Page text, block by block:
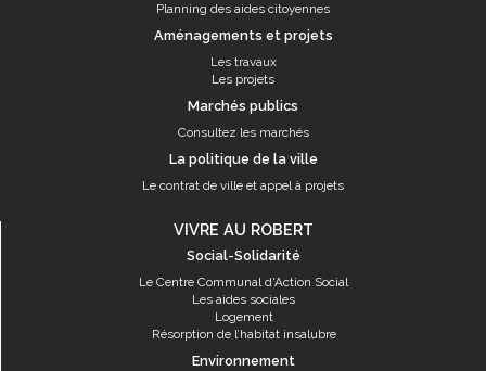
Planning des aides citoyennes
Aménagements et projets
Les travaux
Les projets
Marchés publics
Consultez les marchés
La politique de la ville
Le contrat de ville et appel à projets
VIVRE AU ROBERT
Social-Solidarité
Le Centre Communal d'Action Social
Les aides sociales
Logement
Résorption de l’habitat insalubre
Environnement